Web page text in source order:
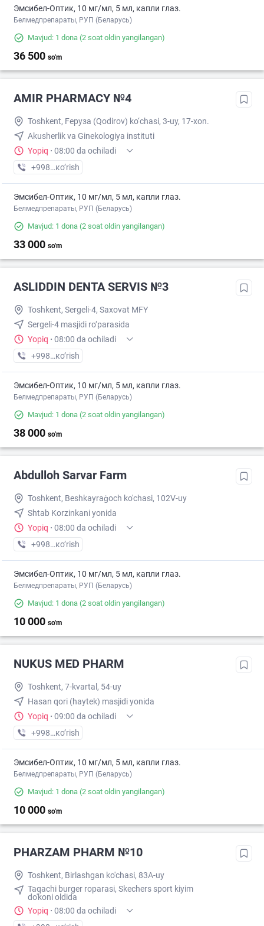
Эмсибел-Оптик, 10 мг/мл, 5 мл, капли глаз.
Белмедпрепараты, РУП (Беларусь)
Mavjud: 1 dona (2 soat oldin yangilangan)
36 500 so'm
AMIR PHARMACY №4
Toshkent, Fеруза (Qodirov) ko‘chasi, 3-uy, 17-xon.
Akusherlik va Ginekologiya instituti
Yopiq · 08:00 da ochiladi
+998 (77) XXX-XX-XX
кo’rish
Эмсибел-Оптик, 10 мг/мл, 5 мл, капли глаз.
Белмедпрепараты, РУП (Беларусь)
Mavjud: 1 dona (2 soat oldin yangilangan)
33 000 so'm
ASLIDDIN DENTA SERVIS №3
Toshkent, Sergeli-4, Saxovat MFY
Sergeli-4 masjidi ro‘parasida
Yopiq · 08:00 da ochiladi
+998 (99) XXX-XX-XX
кo’rish
Эмсибел-Оптик, 10 мг/мл, 5 мл, капли глаз.
Белмедпрепараты, РУП (Беларусь)
Mavjud: 1 dona (2 soat oldin yangilangan)
38 000 so'm
Abdulloh Sarvar Farm
Toshkent, Beshkayraģoch ko'chasi, 102V-uy
Shtab Korzinkani yonida
Yopiq · 08:00 da ochiladi
+998 (97) XXX-XX-XX
кo’rish
Эмсибел-Оптик, 10 мг/мл, 5 мл, капли глаз.
Белмедпрепараты, РУП (Беларусь)
Mavjud: 1 dona (2 soat oldin yangilangan)
10 000 so'm
NUKUS MED PHARM
Toshkent, 7-kvartal, 54-uy
Hasan qori (haytek) masjidi yonida
Yopiq · 09:00 da ochiladi
+998 (93) XXX-XX-XX
кo’rish
Эмсибел-Оптик, 10 мг/мл, 5 мл, капли глаз.
Белмедпрепараты, РУП (Беларусь)
Mavjud: 1 dona (2 soat oldin yangilangan)
10 000 so'm
PHARZAM PHARM №10
Toshkent, Birlashgan ko'chasi, 83A-uy
Taqachi burger roparasi, Skechers sport kiyim
do'koni oldida
Yopiq · 08:00 da ochiladi